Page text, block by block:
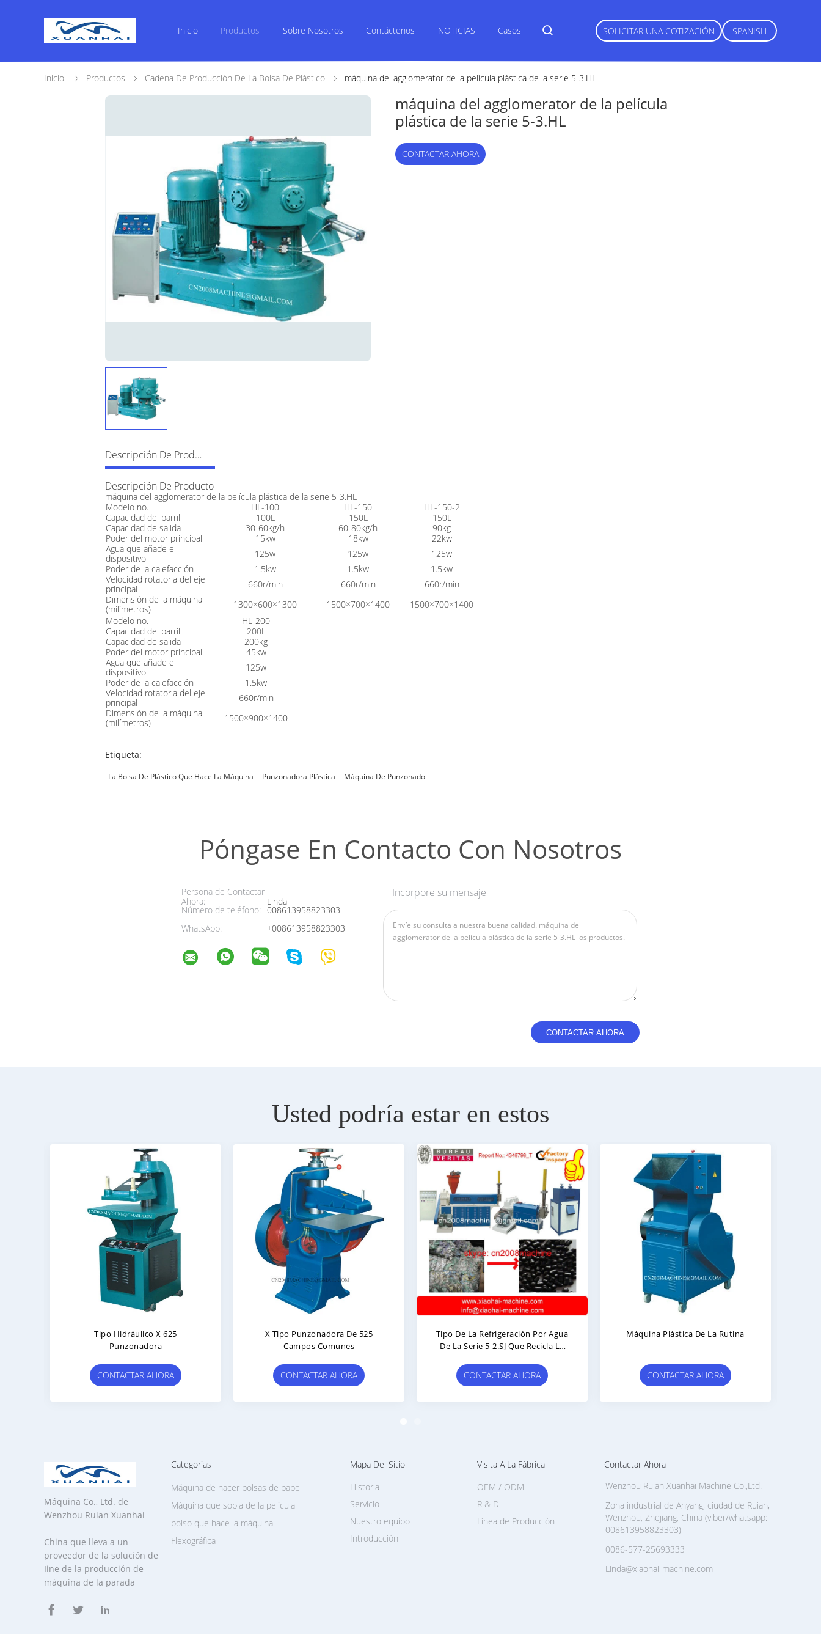
Inicio Productos Sobre Nosotros Contáctenos NOTICIAS Casos SOLICITAR UNA COTIZACIÓN SPANISH
Inicio Productos Cadena De Producción De La Bolsa De Plástico máquina del agglomerator de la película plástica de la serie 5-3.HL
máquina del agglomerator de la película
plástica de la serie 5-3.HL
CONTACTAR AHORA
Descripción De Producto
Descripción De Producto
máquina del agglomerator de la película plástica de la serie 5-3.HL
Modelo no.
HL-100 HL-150
HL-150-2
Capacidad del barril
100L 150L
150L
Capacidad de salida
30-60kg/h 60-80kg/h
90kg
Poder del motor principal
15kw 18kw
22kw
Agua que añade el
dispositivo
125w 125w
125w
Poder de la calefacción
1.5kw 1.5kw
1.5kw
Velocidad rotatoria del eje
principal
660r/min 660r/min
660r/min
Dimensión de la máquina
(milímetros)
1300×600×1300 1500×700×1400
1500×700×1400
Modelo no.
HL-200
Capacidad del barril
200L
Capacidad de salida
200kg
Poder del motor principal
45kw
Agua que añade el
dispositivo
125w
Poder de la calefacción
1.5kw
Velocidad rotatoria del eje
principal
660r/min
Dimensión de la máquina
(milímetros)
1500×900×1400
Etiqueta:
La Bolsa De Plástico Que Hace La Máquina Punzonadora Plástica Máquina De Punzonado
Póngase En Contacto Con Nosotros
Persona de Contactar
Ahora:
Linda
Número de teléfono: 008613958823303
WhatsApp:
+008613958823303
Incorpore su mensaje
Usted podría estar en estos
Tipo Hidráulico X 625
Punzonadora
CONTACTAR AHORA
X Tipo Punzonadora De 525
Campos Comunes
CONTACTAR AHORA
Tipo De La Refrigeración Por Agua
De La Serie 5-2.SJ Que Recicla La
CONTACTAR AHORA
Máquina Plástica De La Rutina
CONTACTAR AHORA
Máquina Co., Ltd. de
Wenzhou Ruian Xuanhai
China que lleva a un
proveedor de la solución de
Iine de la producción de
máquina de la parada
Categorías
Flexográfica
Máquina de hacer bolsas de papel
Máquina que sopla de la película
bolso que hace la máquina
Mapa Del Sitio
Introducción
Historia
Servicio
Nuestro equipo
Visita A La Fábrica
Línea de Producción
OEM / ODM
R & D
Contactar Ahora
Wenzhou Ruian Xuanhai Machine Co.,Ltd.
Zona industrial de Anyang, ciudad de Ruian,
Wenzhou, Zhejiang, China (viber/whatsapp:
008613958823303)
0086-577-25693333
Linda@xiaohai-machine.com